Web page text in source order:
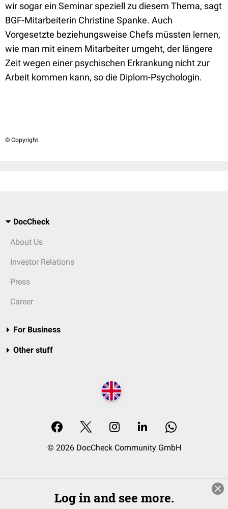
wir sogar ein Seminar speziell zu diesem Thema, sagt
BGF-Mitarbeiterin Christine Spanke. Auch
Vorgesetzte beziehungsweise Chefs müssten lernen,
wie man mit einem Mitarbeiter umgeht, der längere
Zeit wegen einer psychischen Erkrankung nicht zur
Arbeit kommen kann, so die Diplom-Psychologin.
© Copyright
DocCheck
About Us
Investor Relations
Press
Career
For Business
Other stuff
© 2026 DocCheck Community GmbH
Log in and see more.